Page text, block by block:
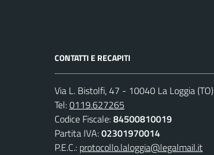
CONTATTI E RECAPITI
Via L. Bistolfi, 47 - 10040 La Loggia (TO)
Tel:0119.627265
Codice Fiscale:84500810019
Partita IVA:02301970014
P.E.C.: protocollo.laloggia@legalmail.it